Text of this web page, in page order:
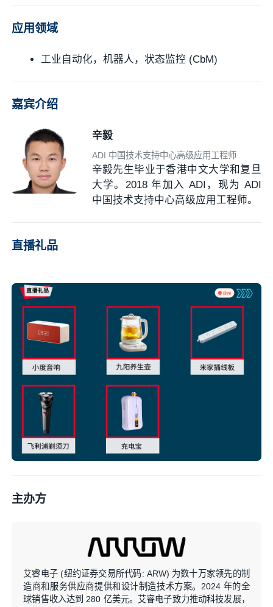
应用领域
工业自动化，机器人，状态监控 (CbM)
嘉宾介绍
辛毅
ADI 中国技术支持中心高级应用工程师
辛毅先生毕业于香港中文大学和复旦
大学。2018 年加入 ADI，现为 ADI
中国技术支持中心高级应用工程师。
直播礼品
主办方
艾睿电子 (纽约证券交易所代码: ARW) 为数十万家领先的制
造商和服务供应商提供和设计制造技术方案。2024 年的全
球销售收入达到 280 亿美元。艾睿电子致力推动科技发展，